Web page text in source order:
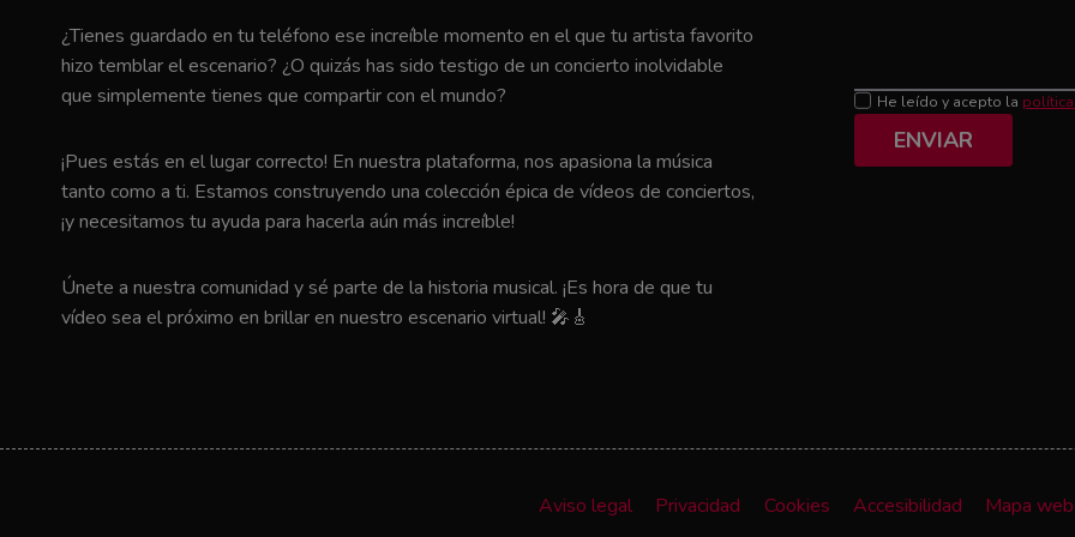
¿Tienes guardado en tu teléfono ese increíble momento en el que tu artista favorito
hizo temblar el escenario? ¿O quizás has sido testigo de un concierto inolvidable
que simplemente tienes que compartir con el mundo?
¡Pues estás en el lugar correcto! En nuestra plataforma, nos apasiona la música
tanto como a ti. Estamos construyendo una colección épica de vídeos de conciertos,
¡y necesitamos tu ayuda para hacerla aún más increíble!
Únete a nuestra comunidad y sé parte de la historia musical. ¡Es hora de que tu
vídeo sea el próximo en brillar en nuestro escenario virtual! 🎤🎸
He leído y acepto la
ENVIAR
Aviso legal Privacidad Cookies Accesibilidad Mapa web